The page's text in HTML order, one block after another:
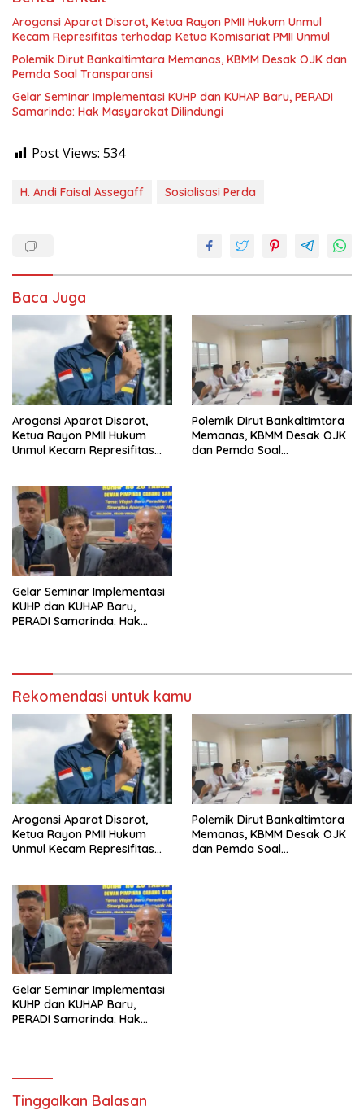
Arogansi Aparat Disorot, Ketua Rayon PMII Hukum Unmul
Kecam Represifitas terhadap Ketua Komisariat PMII Unmul
Polemik Dirut Bankaltimtara Memanas, KBMM Desak OJK dan
Pemda Soal Transparansi
Gelar Seminar Implementasi KUHP dan KUHAP Baru, PERADI
Samarinda: Hak Masyarakat Dilindungi
Post Views: 534
H. Andi Faisal Assegaff Sosialisasi Perda
Baca Juga
Arogansi Aparat Disorot,
Ketua Rayon PMII Hukum
Unmul Kecam Represifitas
Polemik Dirut Bankaltimtara
Memanas, KBMM Desak OJK
dan Pemda Soal
Gelar Seminar Implementasi
KUHP dan KUHAP Baru,
PERADI Samarinda: Hak
Rekomendasi untuk kamu
Arogansi Aparat Disorot,
Ketua Rayon PMII Hukum
Unmul Kecam Represifitas
Polemik Dirut Bankaltimtara
Memanas, KBMM Desak OJK
dan Pemda Soal
Gelar Seminar Implementasi
KUHP dan KUHAP Baru,
PERADI Samarinda: Hak
Tinggalkan Balasan